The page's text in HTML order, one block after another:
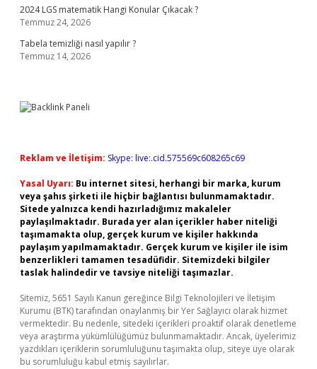
2024 LGS matematik Hangi Konular Çıkacak ?
Temmuz 24, 2026
Tabela temizliği nasıl yapılır ?
Temmuz 14, 2026
Reklam ve İletişim: Skype: live:.cid.575569c608265c69
Yasal Uyarı: Bu internet sitesi, herhangi bir marka, kurum
veya şahıs şirketi ile hiçbir bağlantısı bulunmamaktadır.
Sitede yalnızca kendi hazırladığımız makaleler
paylaşılmaktadır. Burada yer alan içerikler haber niteliği
taşımamakta olup, gerçek kurum ve kişiler hakkında
paylaşım yapılmamaktadır. Gerçek kurum ve kişiler ile isim
benzerlikleri tamamen tesadüfidir. Sitemizdeki bilgiler
taslak halindedir ve tavsiye niteliği taşımazlar.
Sitemiz, 5651 Sayılı Kanun gereğince Bilgi Teknolojileri ve İletişim
Kurumu (BTK) tarafından onaylanmış bir Yer Sağlayıcı olarak hizmet
vermektedir. Bu nedenle, sitedeki içerikleri proaktif olarak denetleme
veya araştırma yükümlülüğümüz bulunmamaktadır. Ancak, üyelerimiz
yazdıkları içeriklerin sorumluluğunu taşımakta olup, siteye üye olarak
bu sorumluluğu kabul etmiş sayılırlar.